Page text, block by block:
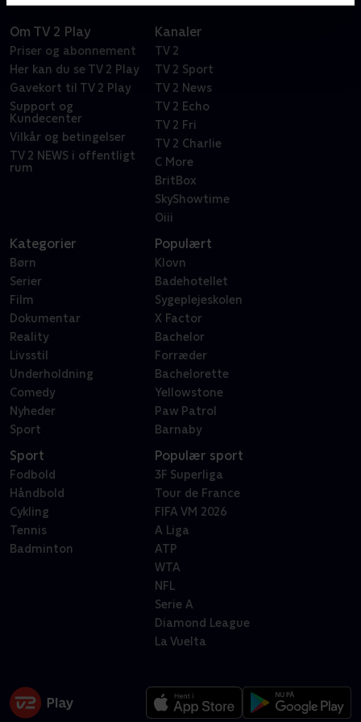
Om TV 2 Play
Priser og abonnement
Her kan du se TV 2 Play
Gavekort til TV 2 Play
Support og
Kundecenter
Vilkår og betingelser
TV 2 NEWS i offentligt
rum
Kanaler
TV 2
TV 2 Sport
TV 2 News
TV 2 Echo
TV 2 Fri
TV 2 Charlie
C More
BritBox
SkyShowtime
Oiii
Kategorier
Børn
Serier
Film
Dokumentar
Reality
Livsstil
Underholdning
Comedy
Nyheder
Sport
Populært
Klovn
Badehotellet
Sygeplejeskolen
X Factor
Bachelor
Forræder
Bachelorette
Yellowstone
Paw Patrol
Barnaby
Sport
Fodbold
Håndbold
Cykling
Tennis
Badminton
Populær sport
3F Superliga
Tour de France
FIFA VM 2026
A Liga
ATP
WTA
NFL
Serie A
Diamond League
La Vuelta